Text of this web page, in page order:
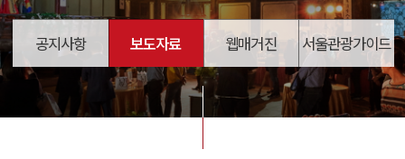
공지사항 보도자료 웹매거진 서울관광가이드